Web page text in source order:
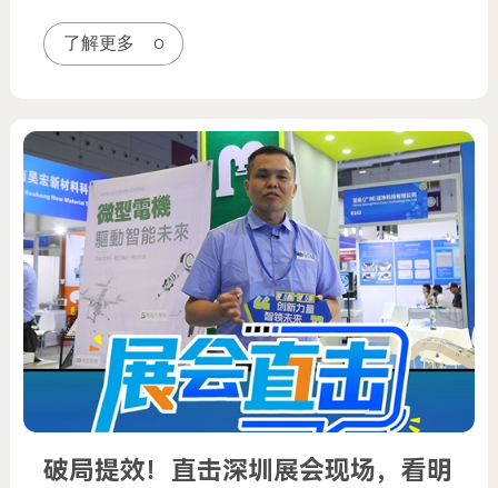
器及導線架 (Lead Frame) 衝壓，為您提供符合日
本 JIS 特級精度的衝壓解決方案。
了解更多
破局提效！直击深圳展会现场，看明